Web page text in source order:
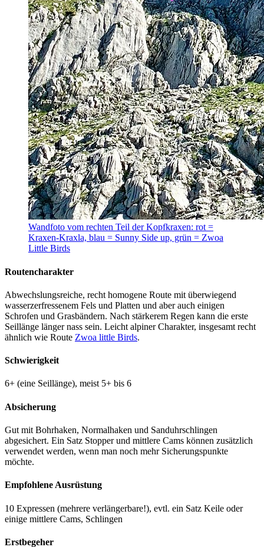
Wandfoto vom rechten Teil der Kopfkraxen: rot =
Kraxen-Kraxla, blau = Sunny Side up, grün = Zwoa
Little Birds
Routencharakter
Abwechslungsreiche, recht homogene Route mit überwiegend
wasserzerfressenem Fels und Platten und aber auch einigen
Schrofen und Grasbändern. Nach stärkerem Regen kann die erste
Seillänge länger nass sein. Leicht alpiner Charakter, insgesamt recht
ähnlich wie Route Zwoa little Birds.
Schwierigkeit
6+ (eine Seillänge), meist 5+ bis 6
Absicherung
Gut mit Bohrhaken, Normalhaken und Sanduhrschlingen
abgesichert. Ein Satz Stopper und mittlere Cams können zusätzlich
verwendet werden, wenn man noch mehr Sicherungspunkte
möchte.
Empfohlene Ausrüstung
10 Expressen (mehrere verlängerbare!), evtl. ein Satz Keile oder
einige mittlere Cams, Schlingen
Erstbegeher